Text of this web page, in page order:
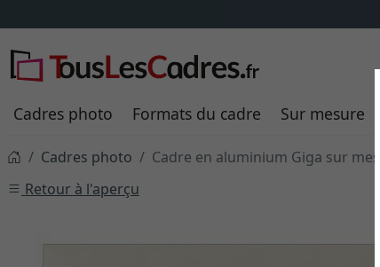
Cadres photo Formats du cadre Sur mesure
Cadres photo
Cadre en aluminium Giga sur
Retour à l'aperçu